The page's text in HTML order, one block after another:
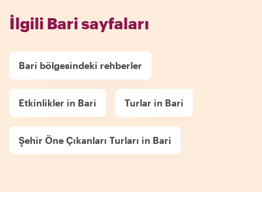
İlgili Bari sayfaları
Bari bölgesindeki rehberler
Etkinlikler in Bari Turlar in Bari
Şehir Öne Çıkanları Turları in Bari